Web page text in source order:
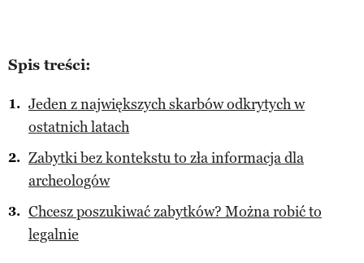
Spis treści:
Jeden z największych skarbów odkrytych w
ostatnich latach
Zabytki bez kontekstu to zła informacja dla
archeologów
Chcesz poszukiwać zabytków? Można robić to
legalnie